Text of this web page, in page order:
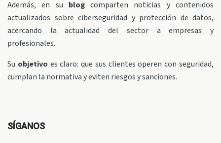
Además, en su blogcomparten noticias y contenidos
actualizados sobre ciberseguridad y protección de datos,
acercando la actualidad del sector a empresas y
profesionales.
Su objetivo es claro: que sus clientes operen con seguridad,
cumplan la normativa y eviten riesgos y sanciones.
SÍGANOS